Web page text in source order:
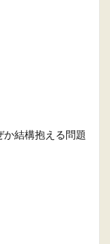
結構抱える問題